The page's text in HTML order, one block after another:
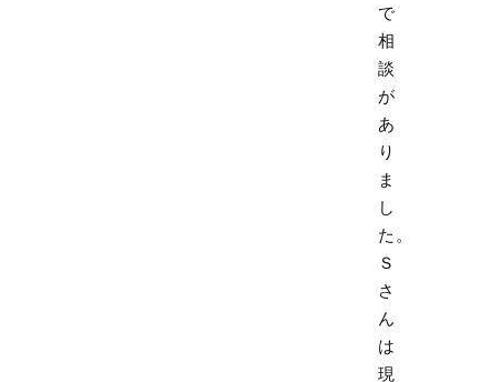
で
相
談
が
あ
り
ま
し
た。
Ｓ
さ
ん
は
現